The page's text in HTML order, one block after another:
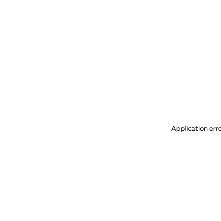
Application